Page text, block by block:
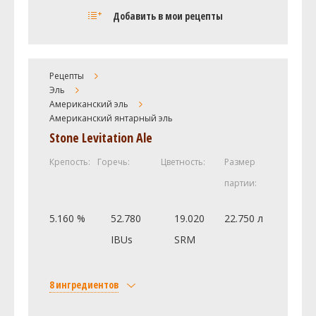
Добавить в мои рецепты
Golden Promise
Crystal 45L
Munich - 60L
Хмель
Посмотреть рецепт полностью
Рецепты
Эль
Американский эль
Американский янтарный эль
Stone Levitation Ale
Крепость: Горечь: Цветность:
Размер
партии:
5.160 %
52.780
IBUs
19.020
SRM
22.750 л
8 ингредиентов